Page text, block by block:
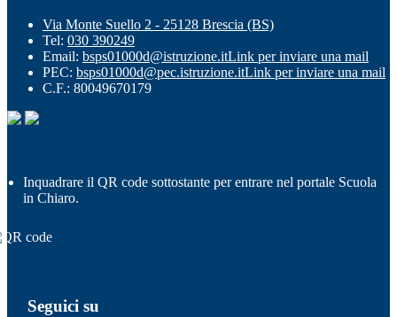
Via Monte Suello 2 - 25128 Brescia (BS)
Tel: 030 390249
Email: bsps01000d@istruzione.itLink per inviare una mail
PEC: bsps01000d@pec.istruzione.itLink per inviare una mail
C.F.: 80049670179
Inquadrare il QR code sottostante per entrare nel portale Scuola
in Chiaro.
Seguici su